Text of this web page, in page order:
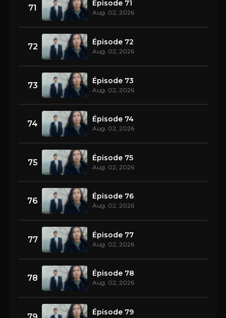
71 Épisode 71
Aug. 02, 2026
72 Épisode 72
Aug. 02, 2026
73 Épisode 73
Aug. 02, 2026
74 Épisode 74
Aug. 02, 2026
75 Épisode 75
Aug. 02, 2026
76 Épisode 76
Aug. 02, 2026
77 Épisode 77
Aug. 02, 2026
78 Épisode 78
Aug. 02, 2026
Épisode 79